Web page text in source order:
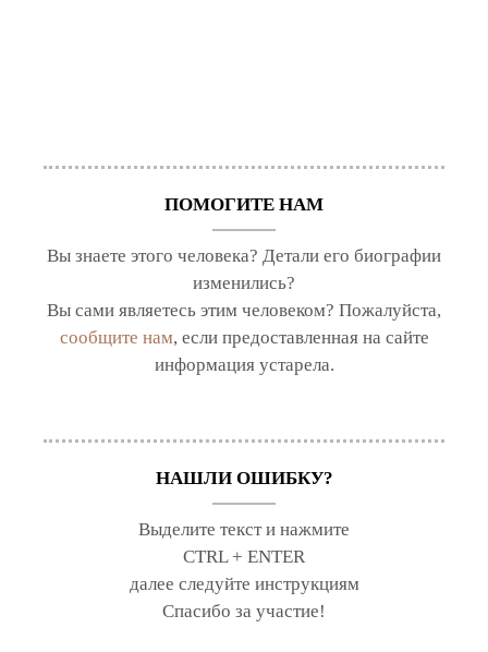
ПОМОГИТЕ НАМ
Вы знаете этого человека? Детали его биографии
изменились?
Вы сами являетесь этим человеком? Пожалуйста,
сообщите нам, если предоставленная на сайте
информация устарела.
НАШЛИ ОШИБКУ?
Выделите текст и нажмите
CTRL + ENTER
далее следуйте инструкциям
Спасибо за участие!